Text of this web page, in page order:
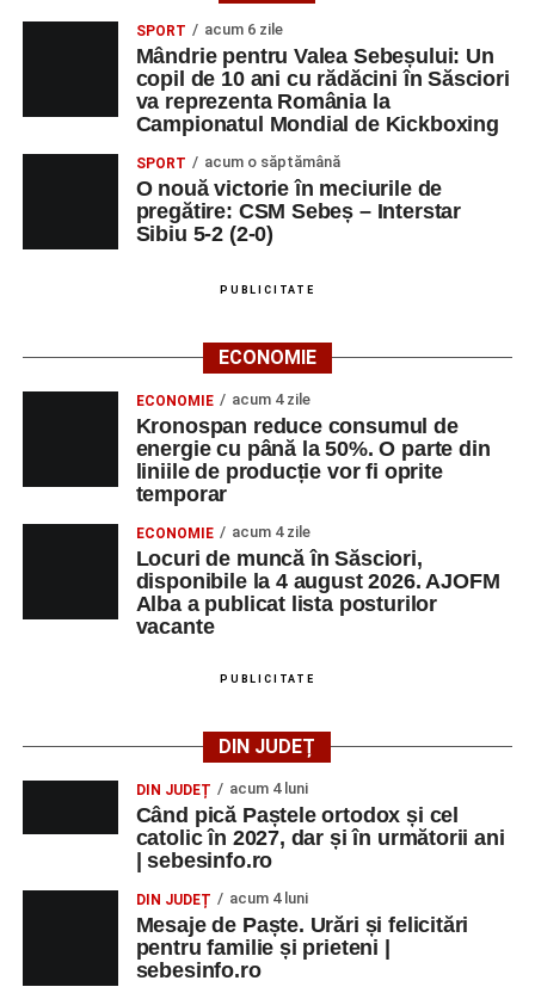
SPORT acum 6 zile
Mândrie pentru Valea Sebeșului: Un
copil de 10 ani cu rădăcini în Săsciori
va reprezenta România la
Campionatul Mondial de Kickboxing
SPORT acum o săptămână
O nouă victorie în meciurile de
pregătire: CSM Sebeș – Interstar
Sibiu 5-2 (2-0)
PUBLICITATE
ECONOMIE
ECONOMIE acum 4 zile
Kronospan reduce consumul de
energie cu până la 50%. O parte din
liniile de producție vor fi oprite
temporar
ECONOMIE acum 4 zile
Locuri de muncă în Săsciori,
disponibile la 4 august 2026. AJOFM
Alba a publicat lista posturilor
vacante
PUBLICITATE
DIN JUDEȚ
DIN JUDEȚ acum 4 luni
Când pică Paștele ortodox și cel
catolic în 2027, dar și în următorii ani
| sebesinfo.ro
DIN JUDEȚ acum 4 luni
Mesaje de Paște. Urări și felicitări
pentru familie și prieteni |
sebesinfo.ro